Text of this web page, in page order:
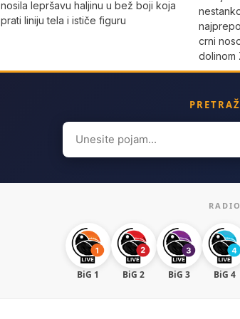
nosila lepršavu haljinu u bež boji koja
prati liniju tela i ističe figuru
crni
dolinom
Search
for:
BiG 1 BiG 2 BiG 3 BiG 4